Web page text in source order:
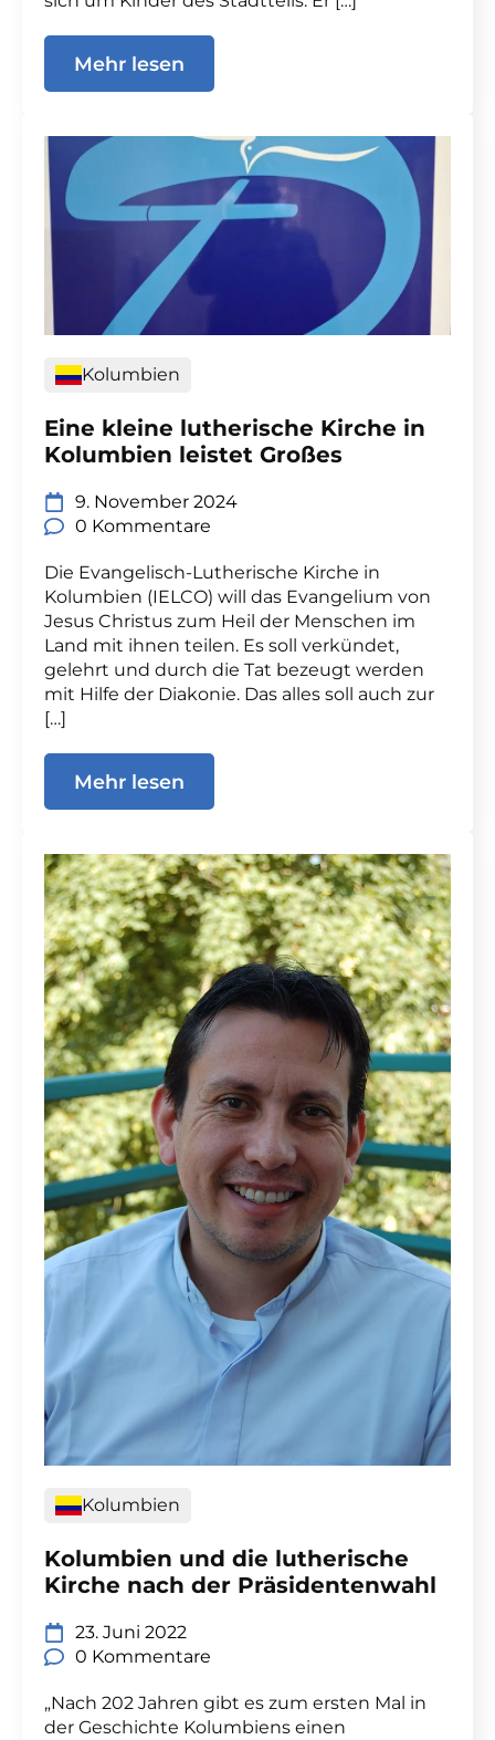
Mehr lesen
Kolumbien
Eine kleine lutherische Kirche in
Kolumbien leistet Großes
9. November 2024
0 Kommentare
Die Evangelisch-Lutherische Kirche in
Kolumbien (IELCO) will das Evangelium von
Jesus Christus zum Heil der Menschen im
Land mit ihnen teilen. Es soll verkündet,
gelehrt und durch die Tat bezeugt werden
mit Hilfe der Diakonie. Das alles soll auch zur
[…]
Mehr lesen
Kolumbien
Kolumbien und die lutherische
Kirche nach der Präsidentenwahl
23. Juni 2022
0 Kommentare
„Nach 202 Jahren gibt es zum ersten Mal in
der Geschichte Kolumbiens einen